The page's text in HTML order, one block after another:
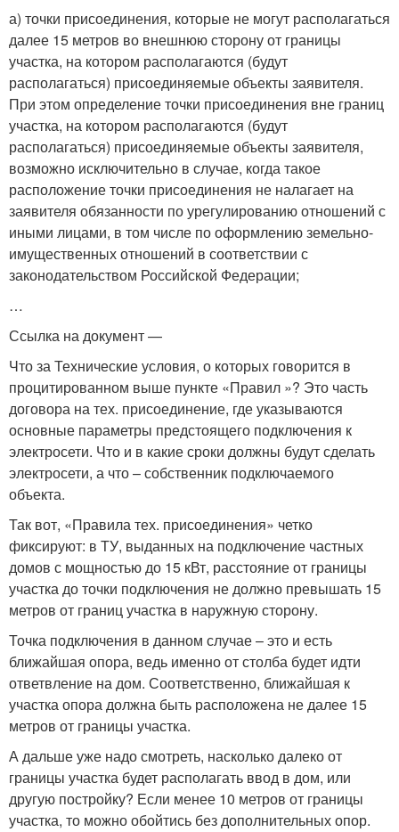
а) точки присоединения, которые не могут располагаться
далее 15 метров во внешнюю сторону от границы
участка, на котором располагаются (будут
располагаться) присоединяемые объекты заявителя.
При этом определение точки присоединения вне границ
участка, на котором располагаются (будут
располагаться) присоединяемые объекты заявителя,
возможно исключительно в случае, когда такое
расположение точки присоединения не налагает на
заявителя обязанности по урегулированию отношений с
иными лицами, в том числе по оформлению земельно-
имущественных отношений в соответствии с
законодательством Российской Федерации;
…
Ссылка на документ —
Что за Технические условия, о которых говорится в
процитированном выше пункте «Правил »? Это часть
договора на тех. присоединение, где указываются
основные параметры предстоящего подключения к
электросети. Что и в какие сроки должны будут сделать
электросети, а что – собственник подключаемого
объекта.
Так вот, «Правила тех. присоединения» четко
фиксируют: в ТУ, выданных на подключение частных
домов с мощностью до 15 кВт, расстояние от границы
участка до точки подключения не должно превышать 15
метров от границ участка в наружную сторону.
Точка подключения в данном случае – это и есть
ближайшая опора, ведь именно от столба будет идти
ответвление на дом. Соответственно, ближайшая к
участка опора должна быть расположена не далее 15
метров от границы участка.
А дальше уже надо смотреть, насколько далеко от
границы участка будет располагать ввод в дом, или
другую постройку? Если менее 10 метров от границы
участка, то можно обойтись без дополнительных опор.